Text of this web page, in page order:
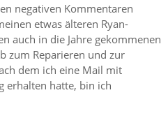
negativen Kommentaren
etwas älteren Ryan-
auch in die Jahre gekommenen
zum Reparieren und zur
dem ich eine Mail mit
erhalten hatte, bin ich